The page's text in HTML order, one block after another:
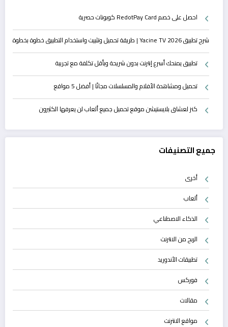
احصل على خصم RedotPay Card كوبونات حصرية
شرح تطبيق Yacine TV 2026 | طريقة تحميل وتثبيت واستخدام التطبيق خطوة بخطوة
تطبيق يمنحك أسرع إنترنت بدون شريحة وبأقل تكلفة مع تجريبة
تحميل ومشاهدة الأفلام والمسلسلات مجانًا | أفضل 5 مواقع
كنز لعشاق بلايستيشن موقع تحميل جميع ألعاب لن يعرفها الكثيرون
جميع التصنيفات
أخرى
ألعاب
الذكاء الاصطناعي
الربح من الانترنت
تطبيقات الأندوريد
فوركس
مقالات
مواقع الانترنت